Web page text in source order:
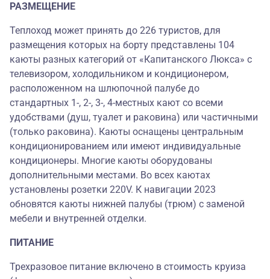
РАЗМЕЩЕНИЕ
Теплоход может принять до 226 туристов, для
размещения которых на борту представлены 104
каюты разных категорий от «Капитанского Люкса» c
телевизором, холодильником и кондиционером,
расположенном на шлюпочной палубе до
стандартных 1-, 2-, 3-, 4-местных кают со всеми
удобствами (душ, туалет и раковина) или частичными
(только раковина). Каюты оснащены центральным
кондиционированием или имеют индивидуальные
кондиционеры. Многие каюты оборудованы
дополнительными местами. Во всех каютах
установлены розетки 220V. К навигации 2023
обновятся каюты нижней палубы (трюм) с заменой
мебели и внутренней отделки.
ПИТАНИЕ
Трехразовое питание включено в стоимость круиза